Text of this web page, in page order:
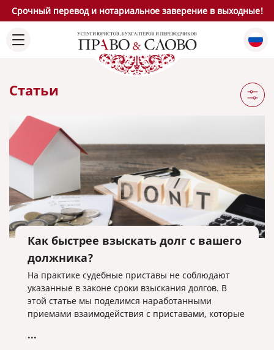
Срочный перевод и нотариальное заверение в выходные!
Статьи
Как быстрее взыскать долг с вашего
должника?
На практике судебные приставы не соблюдают
указанные в законе сроки взыскания долгов. В
этой статье мы поделимся наработанными
приемами взаимодействия с приставами, которые
должника.
...